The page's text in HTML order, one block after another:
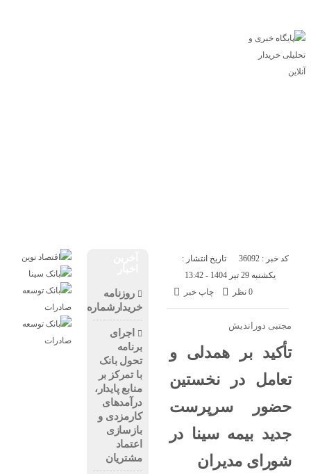
کد خبر : 36092
تاریخ انتشار :
یکشنبه 29 تیر 1404 - 13:42
چاپ خبر
0 نظر
مجتبی دوراندیش
تأکید بر همدلی و
تعامل در نخستین
حضور سرپرست
جدید بیمه سینا در
شورای مدیران
روزنامه
خریدارشماره2203
اجرای
برنامه
تحول بانک
با تمرکز بر
منابع پایدار،
درآمدهای
کارمزدی و
بازسازی
اعتماد
مشتریان